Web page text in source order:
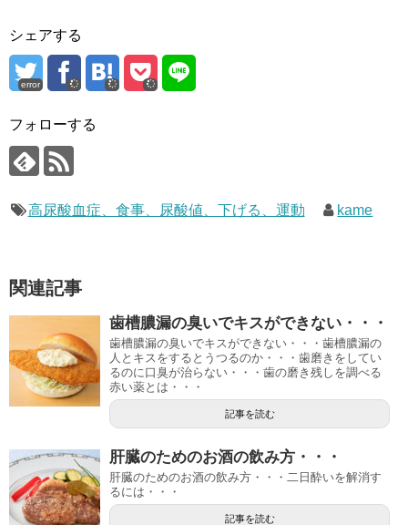
シェアする
error
フォローする
高尿酸血症、食事、尿酸値、下げる、運動 kame
関連記事
歯槽膿漏の臭いでキスができない・・・
歯槽膿漏の臭いでキスができない・・・歯槽膿漏の
人とキスをするとうつるのか・・・歯磨きをしてい
るのに口臭が治らない・・・歯の磨き残しを調べる
赤い薬とは・・・
記事を読む
肝臓のためのお酒の飲み方・・・
肝臓のためのお酒の飲み方・・・二日酔いを解消す
るには・・・
記事を読む